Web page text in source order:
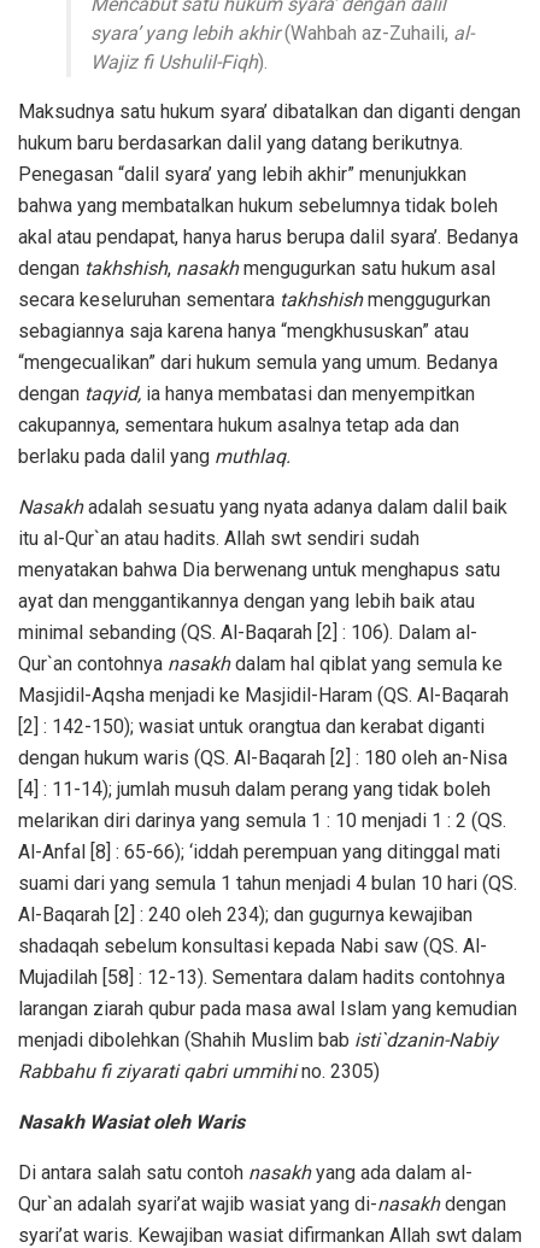
syara’ yang lebih akhir(Wahbah az-Zuhaili, al-
Wajiz fi Ushulil-Fiqh).
Maksudnya satu hukum syara’ dibatalkan dan diganti dengan
hukum baru berdasarkan dalil yang datang berikutnya.
Penegasan “dalil syara’ yang lebih akhir” menunjukkan
bahwa yang membatalkan hukum sebelumnya tidak boleh
akal atau pendapat, hanya harus berupa dalil syara’. Bedanya
dengan takhshish, nasakhmengugurkan satu hukum asal
secara keseluruhan sementara takhshishmenggugurkan
sebagiannya saja karena hanya “mengkhususkan” atau
“mengecualikan” dari hukum semula yang umum. Bedanya
dengan taqyid, ia hanya membatasi dan menyempitkan
cakupannya, sementara hukum asalnya tetap ada dan
berlaku pada dalil yang muthlaq.
Nasakhadalah sesuatu yang nyata adanya dalam dalil baik
itu al-Qur`an atau hadits. Allah swt sendiri sudah
menyatakan bahwa Dia berwenang untuk menghapus satu
ayat dan menggantikannya dengan yang lebih baik atau
minimal sebanding (QS. Al-Baqarah [2] : 106). Dalam al-
Qur`an contohnya nasakhdalam hal qiblat yang semula ke
Masjidil-Aqsha menjadi ke Masjidil-Haram (QS. Al-Baqarah
[2] : 142-150); wasiat untuk orangtua dan kerabat diganti
dengan hukum waris (QS. Al-Baqarah [2] : 180 oleh an-Nisa
[4] : 11-14); jumlah musuh dalam perang yang tidak boleh
melarikan diri darinya yang semula 1 : 10 menjadi 1 : 2 (QS.
Al-Anfal [8] : 65-66); ‘iddah perempuan yang ditinggal mati
suami dari yang semula 1 tahun menjadi 4 bulan 10 hari (QS.
Al-Baqarah [2] : 240 oleh 234); dan gugurnya kewajiban
shadaqah sebelum konsultasi kepada Nabi saw (QS. Al-
Mujadilah [58] : 12-13). Sementara dalam hadits contohnya
larangan ziarah qubur pada masa awal Islam yang kemudian
menjadi dibolehkan (Shahih Muslim bab isti`dzanin-Nabiy
Rabbahu fi ziyarati qabri ummihino. 2305)
Nasakh Wasiat oleh Waris
Di antara salah satu contoh nasakhyang ada dalam al-
Qur`an adalah syari’at wajib wasiat yang di-nasakhdengan
syari’at waris. Kewajiban wasiat difirmankan Allah swt dalam